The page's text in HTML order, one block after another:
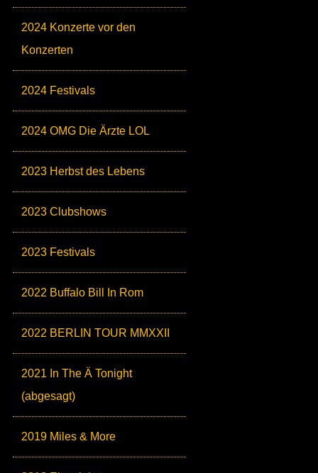
2024 Konzerte vor den
Konzerten
2024 Festivals
2024 OMG Die Ärzte LOL
2023 Herbst des Lebens
2023 Clubshows
2023 Festivals
2022 Buffalo Bill In Rom
2022 BERLIN TOUR MMXXII
2021 In The Ä Tonight
(abgesagt)
2019 Miles & More